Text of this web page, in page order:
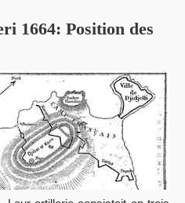
1664: Position des